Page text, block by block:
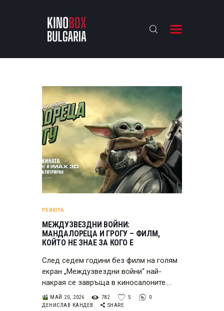
KINOBOX BULGARIA
АНАЛИЗИ
БАХТИ НАГРАДИТЕ
ИНТЕРВЮТА
ЗА НАС
РЕВЮТА
МЕЖДУЗВЕЗДНИ ВОЙНИ:
МАНДАЛОРЕЦА И ГРОГУ – ФИЛМ,
КОЙТО НЕ ЗНАЕ ЗА КОГО Е
След седем години без филм на голям
екран „Междузвездни войни“ най-
накрая се завръща в киносалоните.…
МАЙ 20, 2026 782 5
0
ДЕНИСЛАВ КАНДЕВ
SHARE